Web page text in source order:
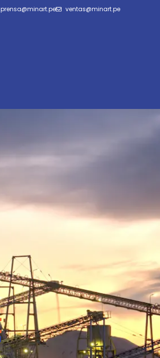
prensa@minart.pe ventas@minart.pe